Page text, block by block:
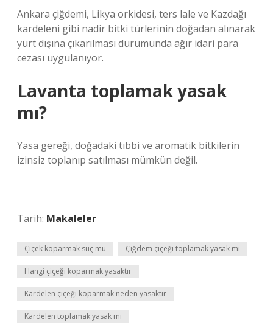
Ankara çiğdemi, Likya orkidesi, ters lale ve Kazdağı
kardeleni gibi nadir bitki türlerinin doğadan alınarak
yurt dışına çıkarılması durumunda ağır idari para
cezası uygulanıyor.
Lavanta toplamak yasak
mı?
Yasa gereği, doğadaki tıbbi ve aromatik bitkilerin
izinsiz toplanıp satılması mümkün değil.
Tarih: Makaleler
Çiçek koparmak suç mu Çiğdem çiçeği toplamak yasak mı
Hangi çiçeği koparmak yasaktır
Kardelen çiçeği koparmak neden yasaktır
Kardelen toplamak yasak mı